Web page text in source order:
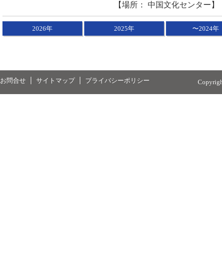
【場所： 中国文化センター】
2026年 2025年 〜2024年
お問合せ サイトマップ プライバシーポリシー